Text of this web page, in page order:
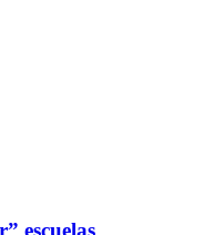
escuelas